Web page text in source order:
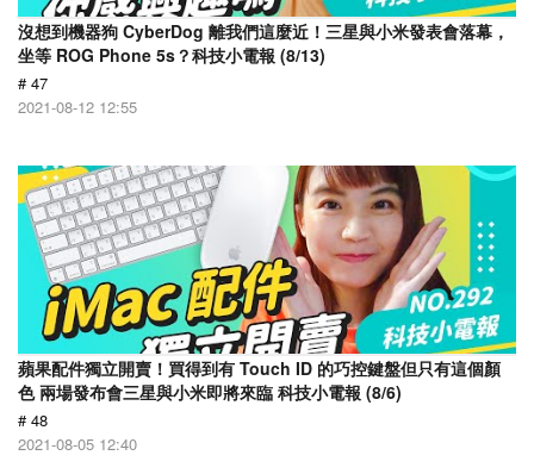
沒想到機器狗 CyberDog 離我們這麼近！三星與小米發表會落幕，
坐等 ROG Phone 5s？科技小電報 (8/13)
# 47
2021-08-12 12:55
蘋果配件獨立開賣！買得到有 Touch ID 的巧控鍵盤但只有這個顏
色 兩場發布會三星與小米即將來臨 科技小電報 (8/6)
# 48
2021-08-05 12:40